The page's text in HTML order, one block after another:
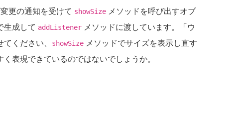
更の通知を受けて showSize メソッドを呼び出すオブ
生成して addListener メソッドに渡しています。「ウ
ください、
showSize メソッドでサイズを表示し直す
表現できているのではないでしょうか。